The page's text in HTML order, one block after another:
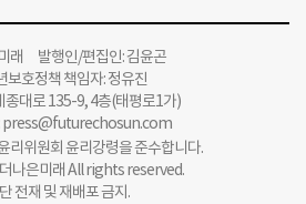
래 발행인/편집인: 김윤곤
보호정책 책임자: 정유진
종대로 135-9, 4층(태평로1가)
press@futurechosun.com
리위원회 윤리강령을 준수합니다.
나은미래 All rights reserved.
전재 및 재배포 금지.